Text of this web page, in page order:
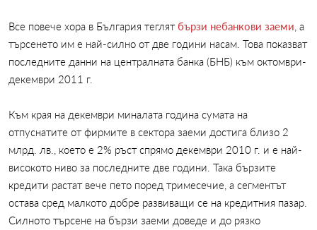
Все повече хора в България теглятбързи небанкови заеми, а
търсенето им е най-силно от две години насам. Това показват
последните данни на централната банка (БНБ) към октомври-
декември 2011 г.
Към края на декември миналата година сумата на
отпуснатите от фирмите в сектора заеми достига близо 2
млрд. лв., което е 2% ръст спрямо декември 2010 г. и е най-
високото ниво за последните две години. Така бързите
кредити растат вече пето поред тримесечие, а сегментът
остава сред малкото добре развиващи се на кредитния пазар.
Силното търсене на бързи заеми доведе и до рязко